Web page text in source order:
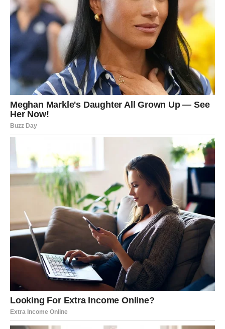
Savet: danas je dan zastrategiju, ne za nagle poteze.
NOVAC – oprez i pametno
raspolaganje
Finansijski, 6. januar zahtevaumerenost i kontrolu. Nije
povoljan trenutak za rizične kupovine, pozajmice ili
ulaganja bez jasnog plana. Moguće je da se pojavi
iznenadan trošak vezan za kuću, porodicu ili obavezu
Međutim, dobra vest je da OVAN danas ima jasan uvid u
svoju finansijsku realnost
. Ako ste bili nesigurni ili
zbunjeni, sada vam postaje jasno gde odlazi novac i šta
treba menjati. Takođe, moguće je da dobijete informaciju
o budućem prilivu ili ponudi koja će se realizovati kasnije.
Finansijski ključ dana:
ne troši iz nervoze – već iz
potrebe.
PSIHIČKO STANJE – nemir koji